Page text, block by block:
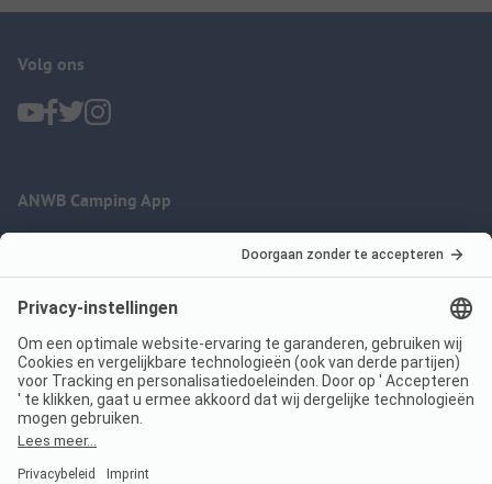
Volg ons
ANWB Camping App
Imprint
Jouw privacy
Voorwaarden
Wet digitale diensten